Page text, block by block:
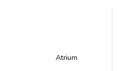
Atrium